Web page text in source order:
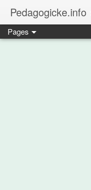
Pedagogicke.info
Pages